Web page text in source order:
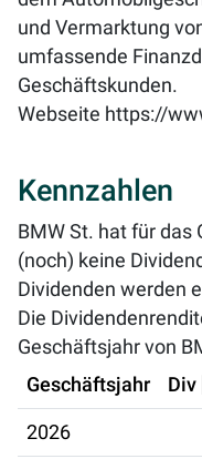
und Vermarktung
umfassende
Geschäftskunden.
Webseite https://
Kennzahlen
BMW St. hat für das
(noch) keine
Dividenden werden
Die
Geschäftsjahr von
Geschäftsjahr
Div
2026